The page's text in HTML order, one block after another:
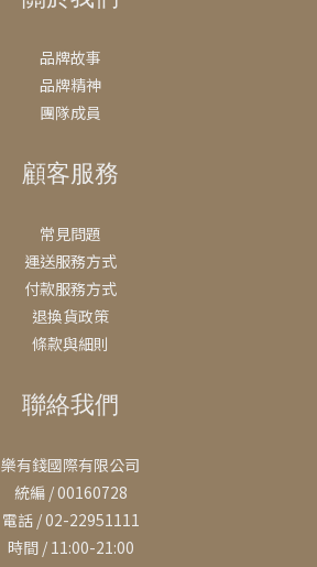
品牌故事
品牌精神
團隊成員
顧客服務
常見問題
運送服務方式
付款服務方式
退換貨政策
條款與細則
聯絡我們
樂有錢國際有限公司
統編 / 00160728
電話 / 02-22951111
時間 / 11:00-21:00